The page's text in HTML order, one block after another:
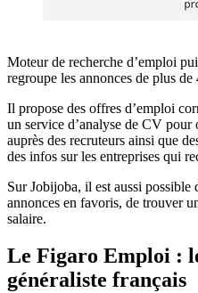
Moteur de recherche d’emploi
regroupe les annonces de plus de
Il propose des offres d’emploi
un service d’analyse de CV pour
auprès des recruteurs ainsi que
des infos sur les entreprises qui
Sur Jobijoba, il est aussi possible
annonces en favoris, de trouver
salaire.
Le Figaro Emploi :
généraliste français